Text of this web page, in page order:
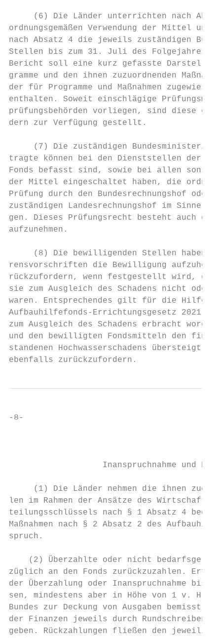
(6) Die Länder unterrichten nach
ordnungsgemäßen Verwendung der Mittel
nach Absatz 4 die jeweils zuständigen
Stellen bis zum 31. Juli des Folgejahres in
Bericht soll eine kurz gefasste Darstellung
gramme und den ihnen zuzuordnenden
der für Programme und Maßnahmen
enthalten. Soweit einschlägige
prüfungsbehörden vorliegen, sind diese
dern zur Verfügung gestellt.
(7) Die zuständigen
tragte können bei den Dienststellen der
Fonds befasst sind, sowie bei allen
der Mittel eingeschaltet haben, die
Prüfung durch den Bundesrechnungshof
zuständigen Landesrechnungshof im Sinne
gen. Dieses Prüfungsrecht besteht auch
aufzunehmen.
(8) Die bewilligenden Stellen haben
rensvorschriften die Bewilligung
rückzufordern, wenn festgestellt wird, dass
sie zum Ausgleich des Schadens nicht oder
waren. Entsprechendes gilt für die Hilfen,
Aufbauhilfefonds-Errichtungsgesetz 2021
zum Ausgleich des Schadens erbracht
und den bewilligten Fondsmitteln den
standenen Hochwasserschadens übersteigt,
ebenfalls zurückzufordern.
-8-
Inanspruchnahme und
(1) Die Länder nehmen die ihnen
len im Rahmen der Ansätze des
teilungsschlüssels nach § 1 Absatz 4
Maßnahmen nach § 2 Absatz 2 des
spruch.
(2) Überzahlte oder nicht
züglich an den Fonds zurückzuzahlen.
der Überzahlung oder Inanspruchnahme bis
sen, mindestens aber in Höhe von 1 v. H.,
Bundes zur Deckung von Ausgaben bemisst.
der Finanzen jeweils durch Rundschreiben
geben. Rückzahlungen fließen den